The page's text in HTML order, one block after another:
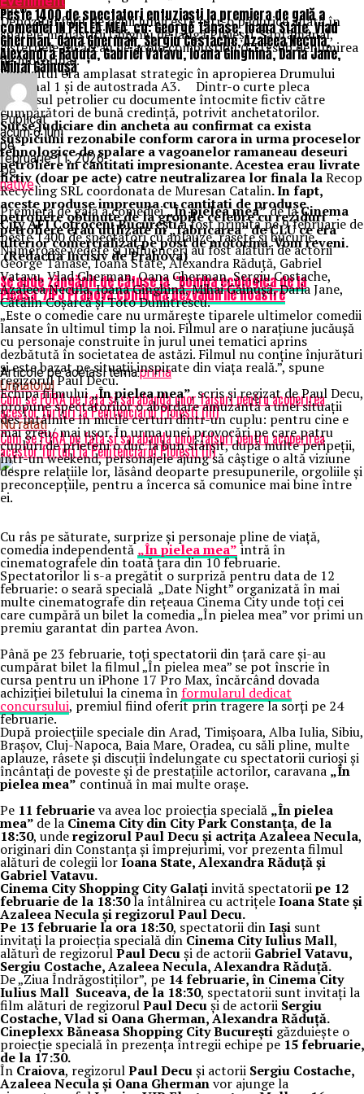
euro.
Depozitul ferit de ochii lumii este într-o pădurice aflată în
spatele mănăstirii Ghighiu de langă Ploiești. Săptămânal,
cisternele încărcau de acolo combustibil (CLU sub denumirea
de motorina).
Depozitul era amplasat strategic în apropierea Drumului
Național 1 și de autostrada A3. Dintr-o curte pleca
produsul petrolier cu documente întocmite fictiv către
cumpărători de bună credință, potrivit anchetatorilor.
Surse judiciare din ancheta au confirmat ca exista
suspiciuni rezonabile conform carora in urma proceselor
tehnologice de spalare a vagoanelor ramaneau deseuri
petroliere in cantitati impresionante. Acestea erau livrate
fictiv (doar pe acte) catre neutralizarea lor finala laRecop
Recycling SRL coordonata de Muresan Catalin. In fapt,
aceste produse impreuna cu cantitati de produse
petroliere obtinute de la gropile celebre cu reziduri
petroliere erau utilizate in „fabricarea” de CLU ce era
ulterior comercializat pe post de motorina. Vom reveni.
(Redactia Incisiv de Prahova)
Se aude zăngănit de cătușe la “Bomba ecologica de la
Pleasa”/IPJ Prahova confirma dezvaluirile noastre
Articole pe aceiasi tema:prima
Urmatorul
Cum se FURA pe fata si sarabanda unor falsuri pentru acoperirea
acestor furturi la Penitenciarul Ploiesti (III)
Nu ratati
Cum se FURA pe fata si sarabanda unor falsuri pentru acoperirea
acestor furturi la Penitenciarul Ploiesti (II)
Peste 1400 de spectatori entuziaști la premiera de gală a
comediei ÎN PIELEA MEA, cu: George Tănase, Ioana State, Vlad
Gherman, Oana Gherman, Sergiu Costache, Azaleea Necula,
Alexandra Răduță, Gabriel Vatavu, Ioana Ginghină, Daria Jane,
Mihai Găinușă
Publicat
acum 6 luni
pe
februarie 11, 2026
De
native
Premiera de gală a comediei„În pielea mea”de laCinema
City AFI Cotroceni Bucureștia fost primită pe 9 februarie de
peste 1400 de spectatori cu aplauze, râsete și bucurie.
Numeroase vedete și influenceri au fost alături de actorii
George Tănase, Ioana State, Alexandra Răduță, Gabriel
Vatavu, Vlad Gherman, Oana Gherman, Sergiu Costache,
Azaleea Necula, Ioana Ginghină, Mihai Găinușă, Daria Jane,
Cătălin Coșarcă și Toto Dumitrescu.
„Este o comedie care nu urmărește tiparele ultimelor comedii
lansate în ultimul timp la noi. Filmul are o narațiune jucăușă
cu personaje construite în jurul unei tematici aprins
dezbătută în societatea de astăzi. Filmul nu conține înjurături
și este bazat pe situații inspirate din viața reală.”, spune
regizorul Paul Decu.
Echipa filmului„În pielea mea”, scris și regizat de Paul Decu,
propune spectatorilor o abordare amuzantă a unei situații
des întâlnite în micile certuri dintr-un cuplu: pentru cine e
mai greu/ mai ușor. În urma unei provocări pe care patru
cupluri de prieteni o duc la bun sfârșit, după multe peripeții,
într-un weekend, personajele ajung să câștige o altă viziune
despre relațiile lor, lăsând deoparte presupunerile, orgoliile și
preconcepțiile, pentru a încerca să comunice mai bine între
ei.
Cu râs pe săturate, surprize și personaje pline de viață,
comedia independentă„În pielea mea”intră în
cinematografele din toată țara din 10 februarie.
Spectatorilor li s-a pregătit o surpriză pentru data de 12
februarie: o seară specială „Date Night” organizată în mai
multe cinematografe din rețeaua Cinema City unde toți cei
care cumpără un bilet la comedia „În pielea mea” vor primi un
premiu garantat din partea Avon.
Până pe 23 februarie, toți spectatorii din țară care și-au
cumpărat bilet la filmul „În pielea mea” se pot înscrie în
cursa pentru un iPhone 17 Pro Max, încărcând dovada
achiziției biletului la cinema înformularul dedicat
concursului, premiul fiind oferit prin tragere la sorți pe 24
februarie.
După proiecțiile speciale din Arad, Timișoara, Alba Iulia, Sibiu,
Brașov, Cluj-Napoca, Baia Mare, Oradea, cu săli pline, multe
aplauze, râsete și discuții îndelungate cu spectatorii curioși și
încântați de poveste și de prestațiile actorilor, caravana „În
pielea mea”continuă în mai multe orașe.
Pe 11 februarieva avea loc proiecția specială „În pielea
mea” de la Cinema City din City Park Constanța,de la
18:30, underegizorul Paul Decu și actrița Azaleea Necula,
originari din Constanța și împrejurimi, vor prezenta filmul
alături de colegii lorIoana State, Alexandra Răduță și
Gabriel Vatavu.
Cinema City Shopping City Galațiinvită spectatoriipe 12
februarie de la 18:30la întâlnirea cu actrițeleIoana State și
Azaleea Necula și regizorul Paul Decu.
Pe 13 februarie la ora 18:30, spectatorii dinIași sunt
invitați la proiecția specială dinCinema City Iulius Mall,
alături de regizorulPaul Decuși de actorii Gabriel Vatavu,
Sergiu Costache, Azaleea Necula, Alexandra Răduță.
De „Ziua Îndrăgostiților”, pe 14 februarie, în Cinema City
Iulius Mall Suceava, de la 18:30, spectatorii sunt invitați la
film alături de regizorulPaul Decuși de actorii Sergiu
Costache, Vlad si Oana Gherman, Alexandra Răduță.
Cineplexx Băneasa Shopping City București găzduiește o
proiecție specială în prezența întregii echipe pe15 februarie,
de la 17:30.
În Craiova, regizorulPaul Decuși actorii Sergiu Costache,
Azaleea Necula și Oana Ghermanvor ajunge la